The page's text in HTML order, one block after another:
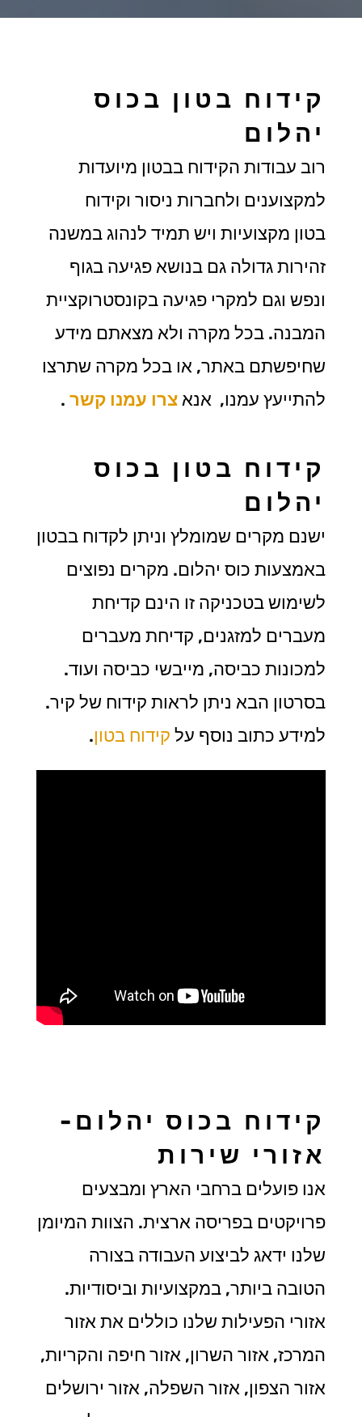
קידוח בטון בכוס
יהלום
רוב עבודות הקידוח בבטון מיועדות
למקצוענים ולחברות ניסור וקידוח
בטון מקצועיות ויש תמיד לנהוג במשנה
זהירות גדולה גם בנושא פגיעה בגוף
ונפש וגם למקרי פגיעה בקונסטרוקציית
המבנה. בכל מקרה ולא מצאתם מידע
שחיפשתם באתר, או בכל מקרה שתרצו
להתייעץ עמנו, אנאצרו עמנו קשר.
קידוח בטון בכוס
יהלום
ישנם מקרים שמומלץ וניתן לקדוח בבטון
באמצעות כוס יהלום. מקרים נפוצים
לשימוש בטכניקה זו הינם קדיחת
מעברים למזגנים, קדיחת מעברים
למכונות כביסה, מייבשי כביסה ועוד.
בסרטון הבא ניתן לראות קידוח של קיר.
למידע כתוב נוסף על קידוח בטון.
קידוח בכוס יהלום-
אזורי שירות
אנו פועלים ברחבי הארץ ומבצעים
פרויקטים בפריסה ארצית. הצוות המיומן
שלנו ידאג לביצוע העבודה בצורה
הטובה ביותר, במקצועיות וביסודיות.
אזורי הפעילות שלנו כוללים את אזור
המרכז, אזור השרון, אזור חיפה והקריות,
אזור הצפון, אזור השפלה, אזור ירושלים